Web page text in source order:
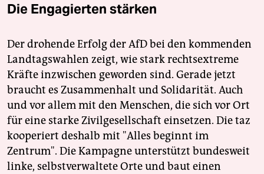
Die Engagierten stärken
Der drohende Erfolg der AfD bei den kommenden
Landtagswahlen zeigt, wie stark rechtsextreme
Kräfte inzwischen geworden sind. Gerade jetzt
braucht es Zusammenhalt und Solidarität. Auch
und vor allem mit den Menschen, die sich vor Ort
für eine starke Zivilgesellschaft einsetzen. Die taz
kooperiert deshalb mit "Alles beginnt im
Zentrum". Die Kampagne unterstützt bundesweit
linke, selbstverwaltete Orte und baut einen